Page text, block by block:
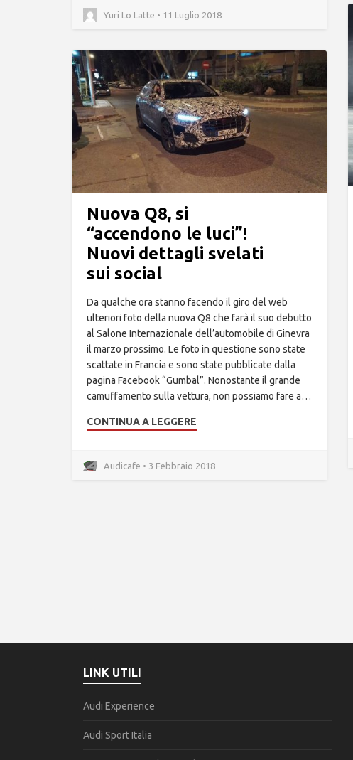
Yuri Lo Latte • 11 Luglio 2018
Nuova Q8, si
“accendono le luci”!
Nuovi dettagli svelati
sui social
Da qualche ora stanno facendo il giro del web
ulteriori foto della nuova Q8 che farà il suo debutto
al Salone Internazionale dell’automobile di Ginevra
il marzo prossimo. Le foto in questione sono state
scattate in Francia e sono state pubblicate dalla
pagina Facebook “Gumbal”. Nonostante il grande
camuffamento sulla vettura, non possiamo fare a…
CONTINUA A LEGGERE
Audicafe • 3 Febbraio 2018
LINK UTILI
Audi Experience
Audi Sport Italia